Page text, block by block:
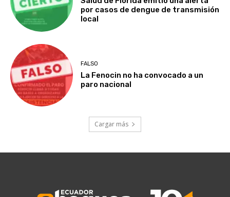
por casos de dengue de transmisión
local
FALSO
La Fenocin no ha convocado a un
paro nacional
Cargar más